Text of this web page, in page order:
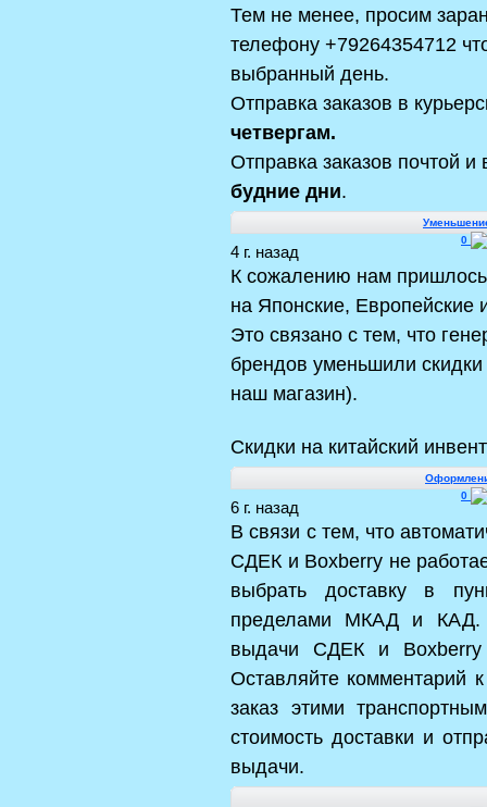
Тем не менее, просим
телефону +79264354712
выбранный день.
Отправка заказов в
четвергам.
Отправка заказов почтой
будние дни.
0
4 г. назад
К сожалению нам
на Японские, Европейские
Это связано с тем, что
брендов уменьшили скидки
наш магазин).
Скидки на китайский
0
6 г. назад
В связи с тем, что
СДЕК и Boxberry не
выбрать доставку в
пределами МКАД и КАД.
выдачи СДЕК и Boxberry
Оставляйте комментарий
заказ этими
стоимость доставки и
выдачи.